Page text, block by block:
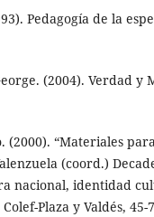
Pedagogía de la
(2004). Verdad y
(2000). “Materiales
(coord.)
nacional, identidad
Plaza y Valdés, 45-